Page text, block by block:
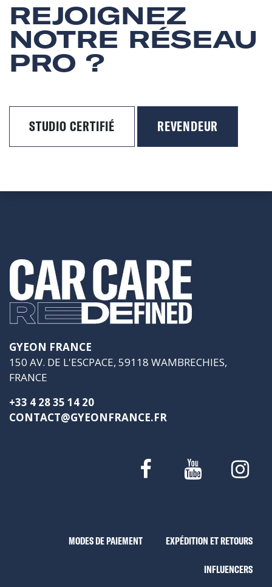
REJOIGNEZ
NOTRE RÉSEAU
PRO ?
STUDIO CERTIFIÉ REVENDEUR
GYEON FRANCE
150 AV. DE L'ESCPACE, 59118 WAMBRECHIES,
FRANCE
+33 4 28 35 14 20
CONTACT@GYEONFRANCE.FR
MODES DE PAIEMENT EXPÉDITION ET RETOURS
INFLUENCERS